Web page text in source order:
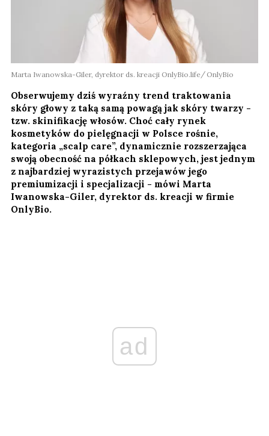
Marta Iwanowska-Giler, dyrektor ds. kreacji OnlyBio.life OnlyBio
Obserwujemy dziś wyraźny trend traktowania
skóry głowy z taką samą powagą jak skóry twarzy -
tzw. skinifikację włosów. Choć cały rynek
kosmetyków do pielęgnacji w Polsce rośnie,
kategoria „scalp care”, dynamicznie rozszerzająca
swoją obecność na półkach sklepowych, jest jednym
z najbardziej wyrazistych przejawów jego
premiumizacji i specjalizacji - mówi Marta
Iwanowska-Giler, dyrektor ds. kreacji w firmie
OnlyBio.
ad